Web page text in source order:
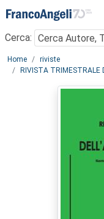
Menu
Cerca:
Main content
Home
riviste
RIVISTA TRIMESTRALE